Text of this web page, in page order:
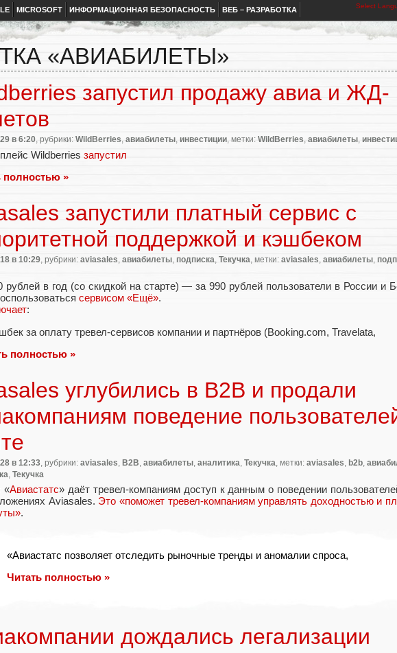
MICROSOFT ИНФОРМАЦИОННАЯ БЕЗОПАСНОСТЬ ВЕБ – РАЗРАБОТКА Select
«АВИАБИЛЕТЫ»
запустил продажу авиа и ЖД-
в 6:20, рубрики: WildBerries, авиабилеты, инвестиции, метки: WildBerries, авиабилеты,
Wildberries запустил
полностью »
запустили платный сервис с
поддержкой и кэшбеком
в 10:29 , рубрики: aviasales авиабилеты подписка Текучка , метки: aviasales авиабилеты
рублей в год (со скидкой на старте) — за 990 рублей пользователи в России и
сервисом «Ещё».
:
за оплату тревел-сервисов компании и партнёров (Booking.com, Travelata,
полностью »
углубились в B2B и продали
поведение
в 12:33, рубрики: aviasales, B2B, авиабилеты, аналитика, Текучка, метки: aviasales, b2b,
, Текучка
«Авиастатс» даёт тревел-компаниям доступ к данным о поведении
Aviasales. Это «поможет тревел-компаниям управлять доходностью и
.
«Авиастатс позволяет отследить рыночные тренды и аномалии спроса,
Читать полностью »
дождались легализации